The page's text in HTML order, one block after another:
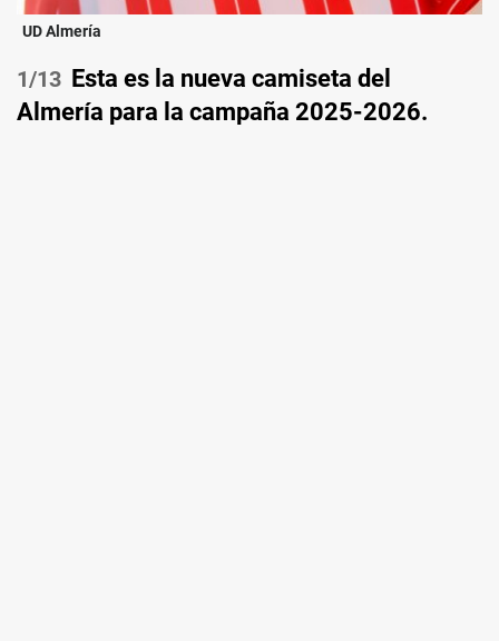
UD Almería
/13 Esta es la nueva camiseta del
Almería para la campaña 2025-2026.